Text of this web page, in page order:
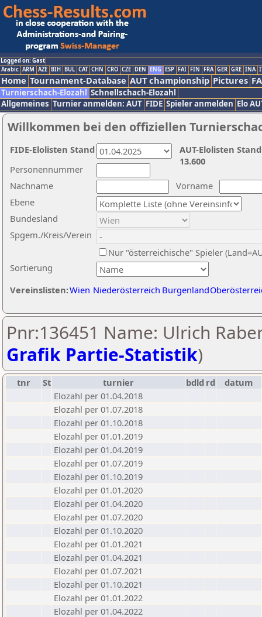
Logged on: Gast
Arabic ARM AZE BIH BUL CAT CHN CRO CZE DEN ENG ESP FAI FIN FRA GER GRE INA
Home Tournament-Database AUT championship Pictures
Turnierschach-Elozahl Schnellschach-Elozahl
Allgemeines Turnier anmelden: AUT FIDE Spieler anmelden Elo
Willkommen bei den offiziellen
Nachname
Vorname
Ebene
Sortierung
Personennummer
Bundesland
Spgem./Kreis/Verein
Nur "österreichische" Spieler
Vereinslisten:Wien Niederösterreich Burgenland
AUT-Elolisten
13.600
FIDE-Elolisten Stand
Pnr:136451 Name: Ulrich
Grafik Partie-Statistik)
tnr St turnier bdld rd
datum
Elozahl per 01.04.2018
Elozahl per 01.07.2018
Elozahl per 01.10.2018
Elozahl per 01.01.2019
Elozahl per 01.04.2019
Elozahl per 01.07.2019
Elozahl per 01.10.2019
Elozahl per 01.01.2020
Elozahl per 01.04.2020
Elozahl per 01.07.2020
Elozahl per 01.10.2020
Elozahl per 01.01.2021
Elozahl per 01.04.2021
Elozahl per 01.07.2021
Elozahl per 01.10.2021
Elozahl per 01.01.2022
Elozahl per 01.04.2022